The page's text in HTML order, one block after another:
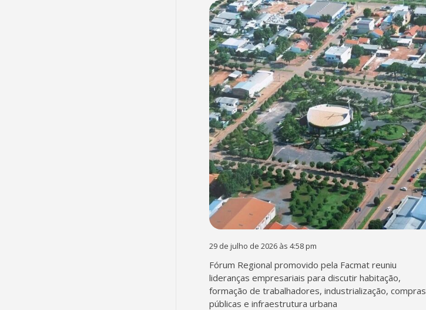
29 de julho de 2026 às 4:58 pm
Fórum Regional promovido pela Facmat reuniu
lideranças empresariais para discutir habitação,
formação de trabalhadores, industrialização, compras
públicas e infraestrutura urbana